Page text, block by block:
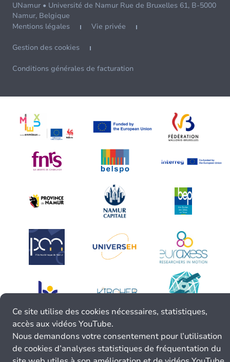
UNamur • Université de Namur Rue de Bruxelles 61, B-5000
Namur, Belgique
Mentions légales
Vie privée
Gestion des cookies
Conditions générales de facturation
Ce site utilise des cookies nécessaires, statistiques,
accès aux vidéos YouTube.
Nous demandons votre consentement pour l’utilisation
de cookies d’analyses statistiques de fréquentation du